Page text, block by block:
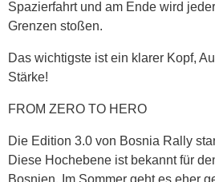
Spazierfahrt und am Ende wird
Grenzen stoßen.
Das wichtigste ist ein klarer Kopf,
Stärke!
FROM ZERO TO HERO
Die Edition 3.0 von Bosnia Rally
Diese Hochebene ist bekannt für